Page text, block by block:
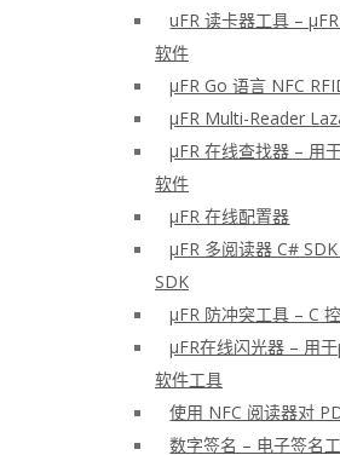
uFR 读卡器工具 –
软件
μFR Go 语言 NFC
μFR Multi-Reader
μFR 在线查找器 – 用
软件
μFR 在线配置器
μFR 多阅读器 C#
SDK
μFR 防冲突工具 – C
μFR在线闪光器 – 用
软件工具
使用 NFC 阅读器对
数字签名 – 电子签名